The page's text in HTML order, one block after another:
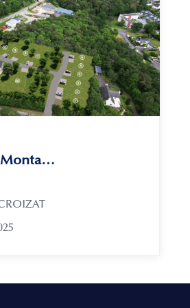
Les Coteaux de la Montagne